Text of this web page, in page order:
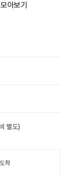
아보기
별도)
착